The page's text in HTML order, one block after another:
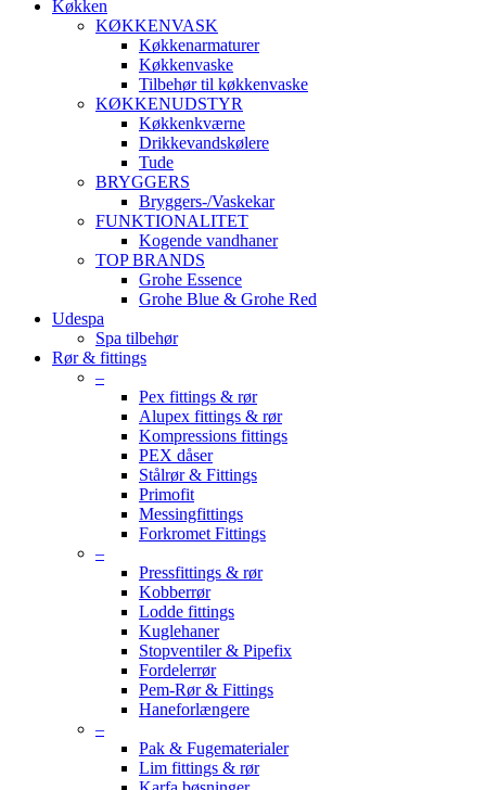
Køkken
KØKKENVASK
Køkkenarmaturer
Køkkenvaske
Tilbehør til køkkenvaske
KØKKENUDSTYR
Køkkenkværne
Drikkevandskølere
Tude
BRYGGERS
Bryggers-/Vaskekar
FUNKTIONALITET
Kogende vandhaner
TOP BRANDS
Grohe Essence
Grohe Blue & Grohe Red
Udespa
Spa tilbehør
Rør & fittings
–
Pex fittings & rør
Alupex fittings & rør
Kompressions fittings
PEX dåser
Stålrør & Fittings
Primofit
Messingfittings
Forkromet Fittings
–
Pressfittings & rør
Kobberrør
Lodde fittings
Kuglehaner
Stopventiler & Pipefix
Fordelerrør
Pem-Rør & Fittings
Haneforlængere
–
Pak & Fugematerialer
Lim fittings & rør